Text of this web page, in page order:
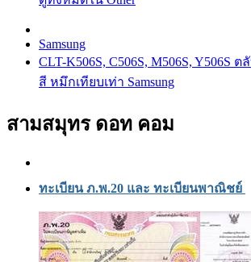
Samsung
CLT-K506S, C506S, M506S, Y506S
สี หมึกเทียบเท่า Samsung
สามสมุทร ดอท คอม
ทะเบียน ภ.พ.20 และ ทะเบียนพาณิชย์